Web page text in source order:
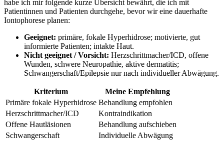
habe ich mir​ folgende ⁢kurze Übersicht bewährt, die⁣ ich mit
Patientinnen und Patienten durchgehe, bevor wir eine dauerhafte
‌Iontophorese planen:
Geeignet: primäre,‌ fokale Hyperhidrose;⁤ motivierte, gut
informierte Patienten; intakte Haut.
Nicht geeignet / Vorsicht: Herzschrittmacher/ICD, offene
Wunden, schwere Neuropathie, aktive​ dermatitis;
Schwangerschaft/Epilepsie nur nach individueller Abwägung.
Kriterium
Meine Empfehlung
Primäre fokale Hyperhidrose Behandlung empfohlen
Herzschrittmacher/ICD
Kontraindikation
Offene ⁣Hautläsionen
Behandlung aufschieben
Schwangerschaft
Individuelle Abwägung